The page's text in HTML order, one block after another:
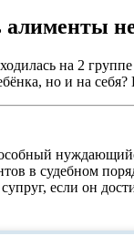
на 2 группе
но и на
в судебном
супруг, если он